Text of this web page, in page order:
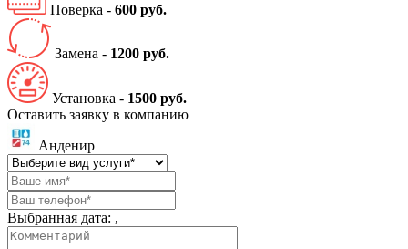
Поверка - 600 руб.
Замена - 1200 руб.
Установка - 1500 руб.
Оставить заявку в компанию
Анденир
Выбранная дата: ,